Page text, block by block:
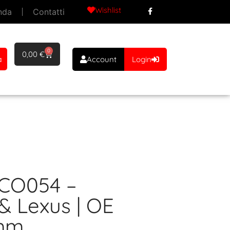
Contatti Wishlist
0,00€ 0
Account Login
–
Lexus | OE